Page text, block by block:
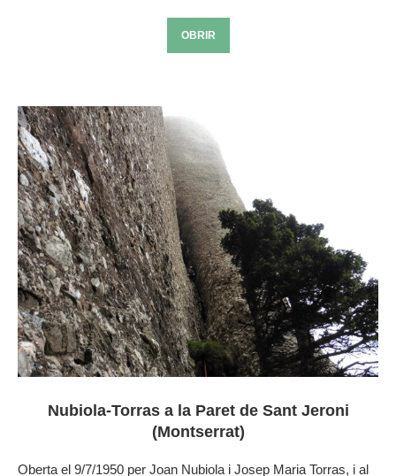
OBRIR
Nubiola-Torras a la Paret de Sant Jeroni
(Montserrat)
Oberta el 9/7/1950 per Joan Nubiola i Josep Maria Torras, i al